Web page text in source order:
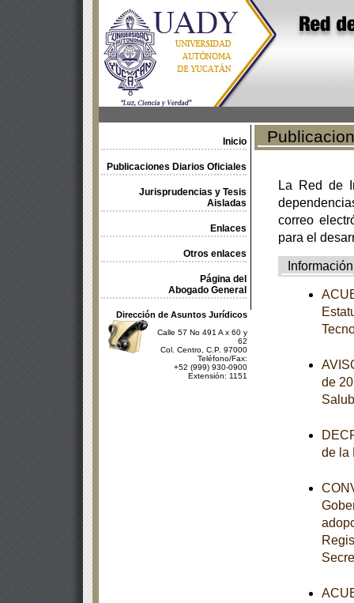
Inicio
Publicaciones Diarios Oficiales
Jurisprudencias y Tesis
Aisladas
Enlaces
Otros enlaces
Página del
Abogado General
Dirección de Asuntos Jurídicos
Calle 57 No 491 A x 60 y
62
Col. Centro, C.P. 97000
Teléfono/Fax:
+52 (999) 930-0900
Extensión: 1151
La Red de
correo
para el
Información
de
de la